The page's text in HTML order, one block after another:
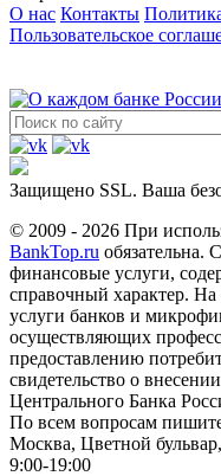
О нас Контакты
Пользовательское
Защищено SSL. Ваша
© 2009 - 2026 При
BankTop.ru обязательна.
финансовые услуги,
справочный характер.
услуги банков и
осуществляющих
предоставлению
свидетельство о
Центрального Банка
По всем вопросам
Москва, Цветной
9:00-19:00